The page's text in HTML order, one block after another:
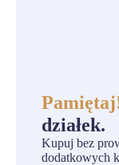
działek.
Kupuj bez
dodatkowych